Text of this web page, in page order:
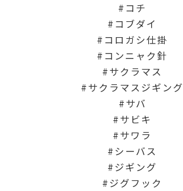
コチ
コブダイ
コロガシ仕掛
コンニャク針
サクラマス
サクラマスジギング
サバ
サビキ
サワラ
シーバス
ジギング
ジグフック